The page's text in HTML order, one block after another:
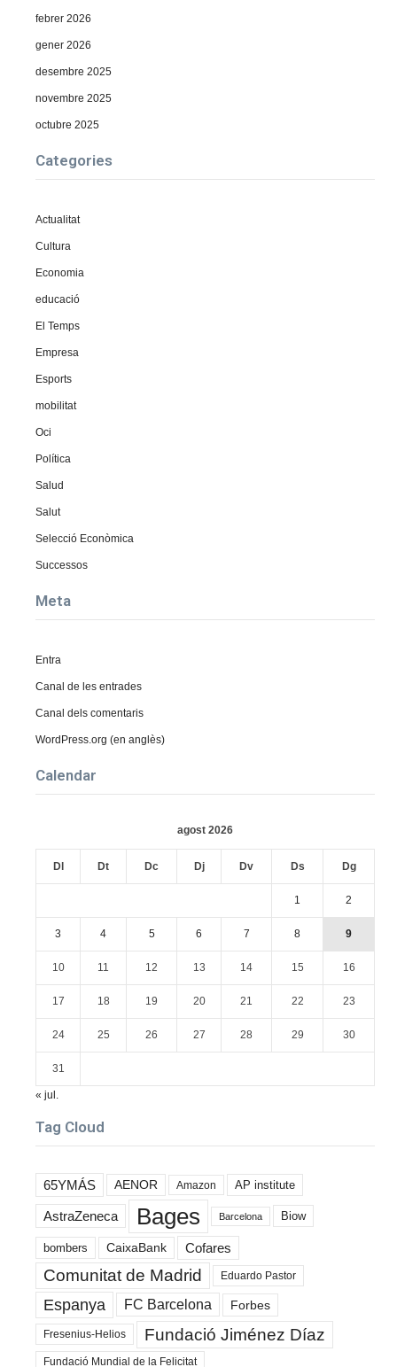
febrer 2026
gener 2026
desembre 2025
novembre 2025
octubre 2025
Categories
Actualitat
Cultura
Economia
educació
El Temps
Empresa
Esports
mobilitat
Oci
Política
Salud
Salut
Selecció Econòmica
Successos
Meta
Entra
Canal de les entrades
Canal dels comentaris
WordPress.org (en anglès)
Calendar
agost 2026
Dl Dt Dc Dj Dv Ds Dg
1 2
3 4 5 6 7 8 9
10 11 12 13 14 15 16
17 18 19 20 21 22 23
24 25 26 27 28 29 30
31
« jul.
Tag Cloud
65YMÁS AENOR Amazon AP institute
AstraZeneca Bages Barcelona Biow
bombers CaixaBank Cofares
Comunitat de Madrid Eduardo Pastor
Espanya FC Barcelona Forbes
Fresenius-Helios Fundació Jiménez Díaz
Fundació Mundial de la Felicitat